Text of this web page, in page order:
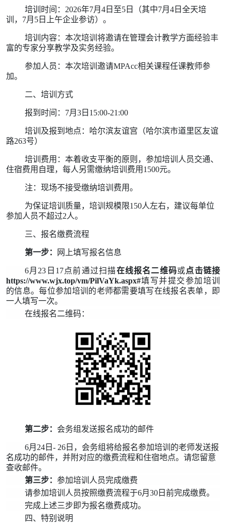
培训时间：2026年7月4日至5日（其中7月4日全天培
训，7月5日上午企业参访）。
培训内容：本次培训将邀请在管理会计教学方面经验丰
富的专家分享教学及实务经验。
参加人员：本次培训邀请MPAcc相关课程任课教师参
加。
二、培训方式
报到时间：7月3 日15:00-21:00
培训及报到地点： 哈尔滨友谊宫（哈尔滨市道里区友谊
路263号）
培训费用：本着收支平衡的原则，参加培训人员交通、
住宿费用自理，每人另需缴纳培训费用1500元。
注：现场不接受缴纳培训费用。
为保证培训质量，培训规模限150人左右，建议每单位
参加人员不超过2人。
三、报名缴费流程
第一步： 网上填写报名信息
6月 23日17点前通过扫描在线报名二维码或点击链接
https://www.wjx.top/vm/PilVaYk.aspx#填写并提交参加培训
的信息。每位参加培训的老师都需要填写在线报名表单，即
一人填写一次。
在线报名二维码：
第二步： 会务组发送报名成功的邮件
6月24日- 26日，会务组将给报名参加培训的老师发送报
名成功的邮件，并附对应的缴费流程和住宿地点。请您留意
查收邮件。
第三步： 参加培训人员完成缴费
请参加培训人员按照缴费流程于6月 30 日前完成缴费。
完成上述三步即为报名缴费成功。
四、特别说明